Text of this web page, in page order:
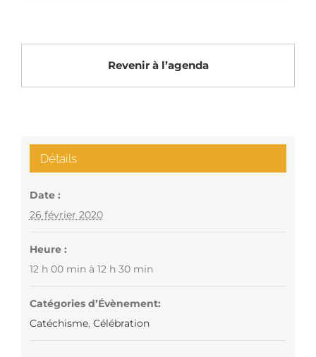
Revenir à l’agenda
Détails
Date :
26 février 2020
Heure :
12 h 00 min à 12 h 30 min
Catégories d’Évènement:
Catéchisme, Célébration